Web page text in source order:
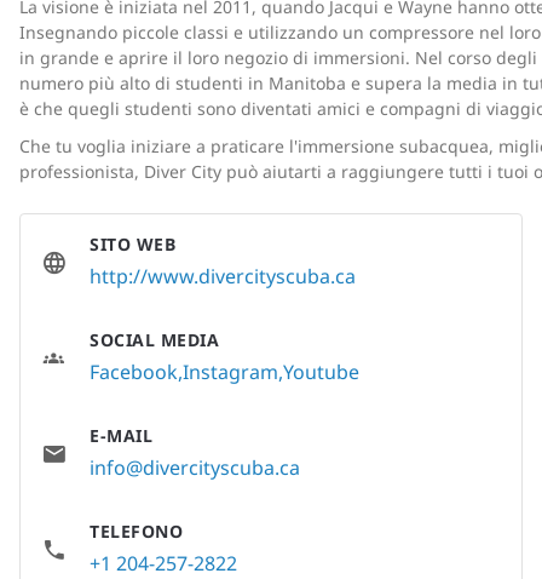
La visione è iniziata nel 2011, quando Jacqui e Wayne hanno
Insegnando piccole classi e utilizzando un compressore nel
in grande e aprire il loro negozio di immersioni. Nel corso
numero più alto di studenti in Manitoba e supera la media in
è che quegli studenti sono diventati amici e compagni di
Che tu voglia iniziare a praticare l'immersione subacquea,
professionista, Diver City può aiutarti a raggiungere tutti i tuoi
SITO WEB
http://www.divercityscuba.ca
SOCIAL MEDIA
FacebookInstagram Youtube
E-MAIL
info@divercityscuba.ca
TELEFONO
+1 204-257-2822